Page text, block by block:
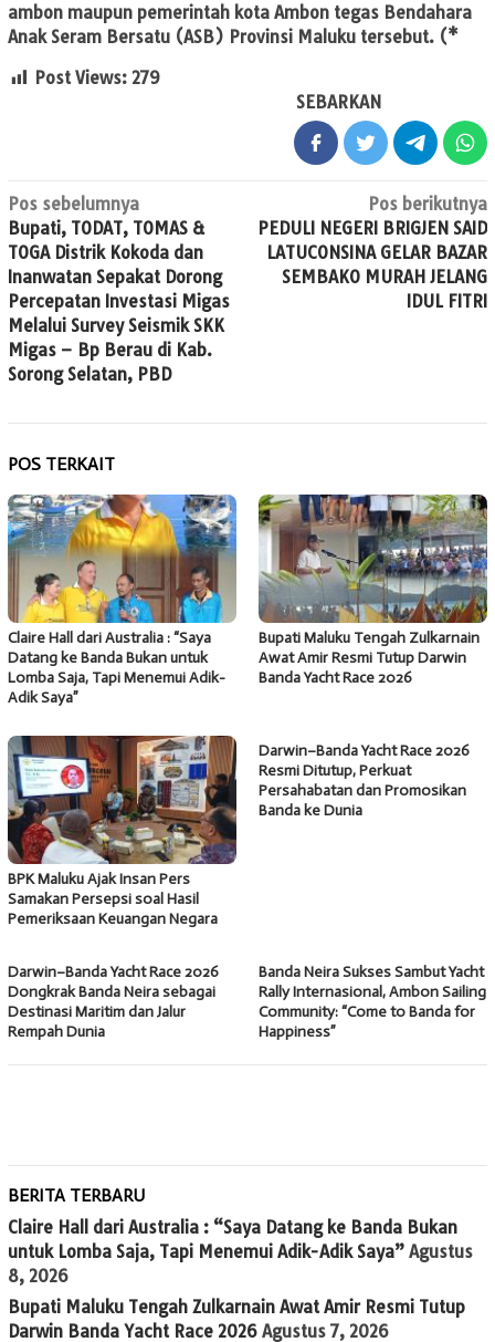
ambon maupun pemerintah kota Ambon tegas Bendahara
Anak Seram Bersatu (ASB) Provinsi Maluku tersebut. (*
Post Views: 279
SEBARKAN
Navigasi
pos
Pos sebelumnya
Bupati, TODAT, TOMAS &
TOGA Distrik Kokoda dan
Inanwatan Sepakat Dorong
Percepatan Investasi Migas
Melalui Survey Seismik SKK
Migas – Bp Berau di Kab.
Sorong Selatan, PBD
Pos berikutnya
PEDULI NEGERI BRIGJEN SAID
LATUCONSINA GELAR BAZAR
SEMBAKO MURAH JELANG
IDUL FITRI
POS TERKAIT
Claire Hall dari Australia : “Saya
Datang ke Banda Bukan untuk
Lomba Saja, Tapi Menemui Adik-
Adik Saya”
Bupati Maluku Tengah Zulkarnain
Awat Amir Resmi Tutup Darwin
Banda Yacht Race 2026
BPK Maluku Ajak Insan Pers
Samakan Persepsi soal Hasil
Pemeriksaan Keuangan Negara
Darwin–Banda Yacht Race 2026
Resmi Ditutup, Perkuat
Persahabatan dan Promosikan
Banda ke Dunia
Darwin–Banda Yacht Race 2026
Dongkrak Banda Neira sebagai
Destinasi Maritim dan Jalur
Rempah Dunia
Banda Neira Sukses Sambut Yacht
Rally Internasional, Ambon Sailing
Community: “Come to Banda for
Happiness”
BERITA TERBARU
Claire Hall dari Australia : “Saya Datang ke Banda Bukan
untuk Lomba Saja, Tapi Menemui Adik-Adik Saya” Agustus
8, 2026
Bupati Maluku Tengah Zulkarnain Awat Amir Resmi Tutup
Darwin Banda Yacht Race 2026 Agustus 7, 2026